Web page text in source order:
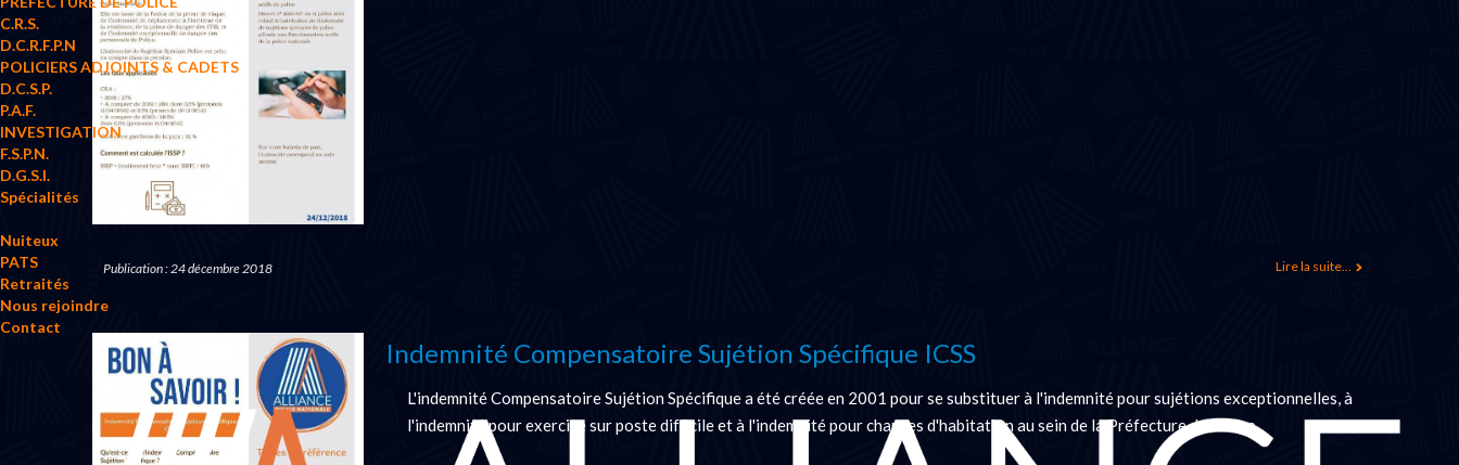
C.R.S.
D.C.R.F.P.N
POLICIERS ADJOINTS & CADETS
D.C.S.P.
P.A.F.
INVESTIGATION
F.S.P.N.
D.G.S.I.
Spécialités
Nuiteux
PATS
Retraités
Nous rejoindre
Contact
Publication : 24 décembre 2018 Lire la suite...
Indemnité Compensatoire Sujétion Spécifique ICSS
L'indemnité Compensatoire Sujétion Spécifique a été créée en 2001 pour se substituer à l'indemnité pour sujétions exceptionnelles, à
l'indemnité pour exercice sur poste difficile et à l'indemnité pour charges d'habitation au sein de la Préfecture de Police.